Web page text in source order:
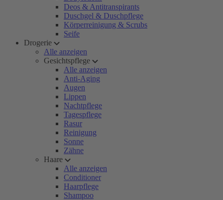
Deos & Antitranspirants
Duschgel & Duschpflege
Körperreinigung & Scrubs
Seife
Drogerie
Alle anzeigen
Gesichtspflege
Alle anzeigen
Anti-Aging
Augen
Lippen
Nachtpflege
Tagespflege
Rasur
Reinigung
Sonne
Zähne
Haare
Alle anzeigen
Conditioner
Haarpflege
Shampoo